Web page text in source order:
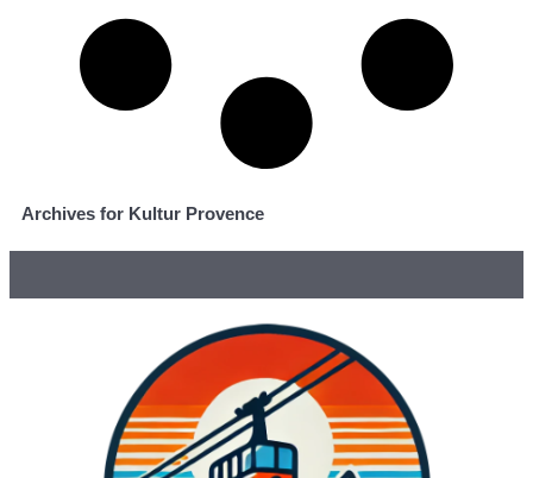
Archives for Kultur Provence